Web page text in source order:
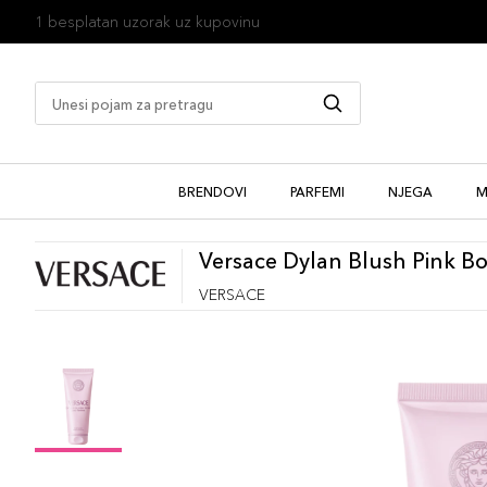
1 besplatan uzorak uz kupovinu
BRENDOVI PARFEMI NJEGA
Versace Dylan Blush Pink
VERSACE